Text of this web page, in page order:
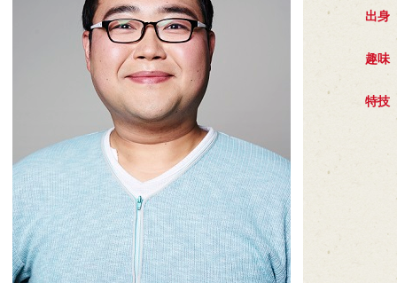
出身
趣味
特技